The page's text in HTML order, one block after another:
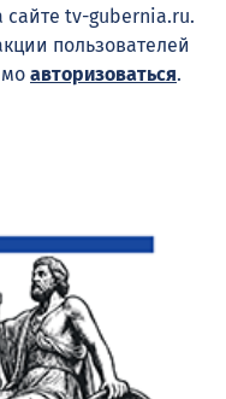
сайте tv-gubernia.ru.
пользователей
авторизоваться.